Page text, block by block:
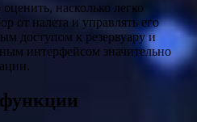
насколько легко
от налета и управлять его
доступом к резервуару и
интерфейсом значительно